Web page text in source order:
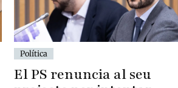
Política
El PS renuncia al seu